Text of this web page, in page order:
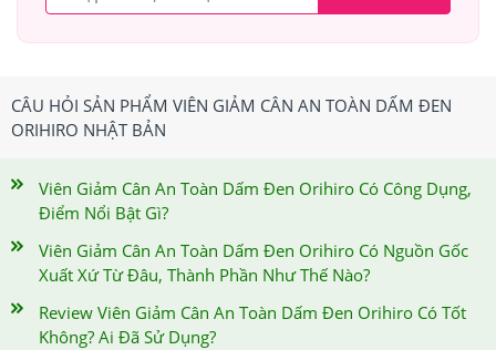
CÂU HỎI SẢN PHẨM VIÊN GIẢM CÂN AN TOÀN DẤM ĐEN
ORIHIRO NHẬT BẢN
Viên Giảm Cân An Toàn Dấm Đen Orihiro Có Công Dụng,
Điểm Nổi Bật Gì?
Viên Giảm Cân An Toàn Dấm Đen Orihiro Có Nguồn Gốc
Xuất Xứ Từ Đâu, Thành Phần Như Thế Nào?
Review Viên Giảm Cân An Toàn Dấm Đen Orihiro Có Tốt
Không? Ai Đã Sử Dụng?